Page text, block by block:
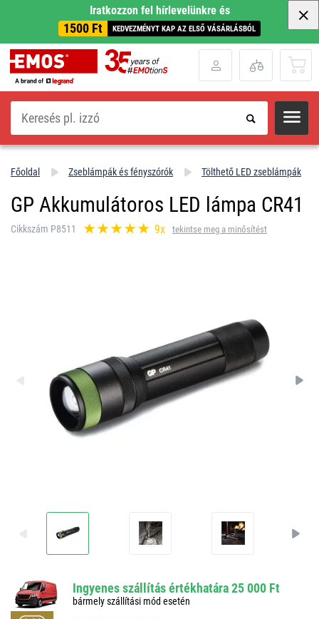
Iratkozzon fel hírlevelünkre és
1500 Ft KEDVEZMÉNYT KAP AZ ELSŐ VÁSÁRLÁSBÓL
Keresés
Főoldal Zseblámpák és fényszórók Tölthető LED zseblámpák
GP Akkumulátoros LED lámpa CR41
Cikkszám P8511 9x tekintse meg a minősítést
Ingyenes szállítás értékhatára 25 000 Ft
bármely szállítási mód esetén